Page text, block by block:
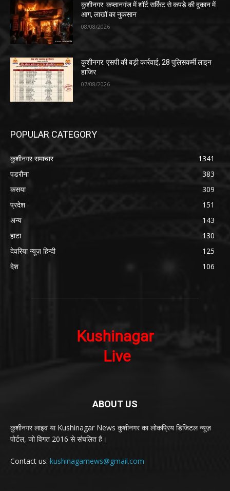
कुशीनगर: कप्तानगंज में शॉर्ट सर्किट से कपड़े की दुकान में
आग, लाखों का नुकसान
08/08/2026
कुशीनगर: एसपी की बड़ी कार्रवाई, 28 पुलिसकर्मी लाइन
हाजिर
07/08/2026
POPULAR CATEGORY
कुशीनगर समाचार
1341
पडरौना
383
कसया
309
प्रदेश
151
अन्य
143
हाटा
130
देवरिया न्यूज़ हिन्दी
125
देश
106
ABOUT US
कुशीनगर लाइव या Kushinagar News कुशीनगर का लोकप्रिय डिजिटल न्यूज़
पोर्टल, जो विगत 2016 से संचलित है।
Contact us: kushinagarnews@gmail.com